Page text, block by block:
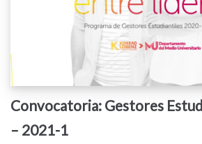
Convocatoria: Gestores
– 2021-1